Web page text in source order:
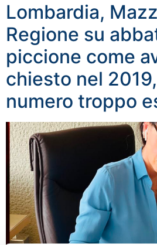
Lombardia,
Regione su
piccione come
chiesto nel
numero troppo